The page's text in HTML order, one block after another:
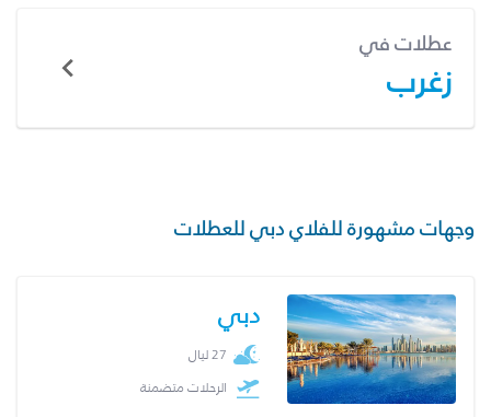
عطلات في
زغرب
وجهات مشهورة للفلاي دبي للعطلات
دبي
27 ليال
الرحلات متضمنة